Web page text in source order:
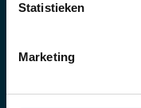
Statistieken
Marketing